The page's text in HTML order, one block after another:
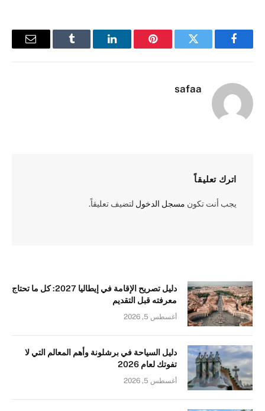
فيسبوك تويتر بينتيريستلينكدإن Tumblr
البريد
safaa
اترك تعليقاً
يجب أنت تكون مسجل الدخول لتضيف تعليقاً.
دليل تصريح الإقامة في إيطاليا 2027: كل ما تحتاج
معرفته قبل التقديم
أغسطس 5, 2026
دليل السياحة في برشلونة وأهم المعالم التي لا
تفوتك لعام 2026
أغسطس 5, 2026